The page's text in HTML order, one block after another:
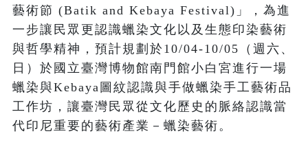
藝術節 (Batik and Kebaya Festival)」，為進
一步讓民眾更認識蠟染文化以及生態印染藝術
與哲學精神，預計規劃於10/04-10/05（週六、
日）於國立臺灣博物館南門館小白宮進行一場
蠟染與Kebaya圖紋認識與手做蠟染手工藝術品
工作坊，讓臺灣民眾從文化歷史的脈絡認識當
代印尼重要的藝術產業－蠟染藝術。